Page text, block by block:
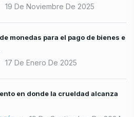
19 De Noviembre De 2025
monedas para el pago de bienes e
17 De Enero De 2025
en donde la crueldad alcanza